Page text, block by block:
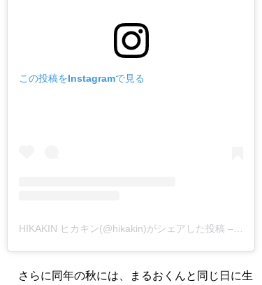
この投稿をInstagramで見る
HIKAKIN ヒカキン(@hikakin)がシェアした投稿 –
さらに同年の秋には、まるおくんと同じ日に生